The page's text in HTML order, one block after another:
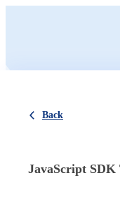
Back
JavaScript SDK